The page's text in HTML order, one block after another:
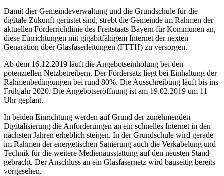
Damit dier Gemeindeverwaltung und die Grundschule für die
digitale Zukunft gerüstet sind, strebt die Gemeinde im Rahmen der
aktuellen Förderrichtlinie des Freitstaats Bayern für Kommunen an,
diese Einrichtungen mit gigabitfähigem Internet der nexten
Genaration über Glasfaserleitungen (FTTH) zu versorgen.
Ab dem 16.12.2019 läuft die Angebotseinholung bei den
potenziellen Netzbetreibern. Der Fördersatz liegt bei Einhaltung der
Rahmenbedingungen bei rund 80%. Die Ausschreibung läuft bis ins
Frühjahr 2020. Die Angebotseröffnung ist am 19.02.2019 um 11
Uhr geplant.
In beiden Einrichtung werden auf Grund der zunehmenden
Digitalisierung die Anforderungen an ein schnelles Internet in den
nächsten Jahren erheblich steigen. In der Grundschule wird gerade
im Rahmen der energetischen Sanierung auch die Verkabelung und
Technik für die weitere Medienausstattung auf den neusten Stand
gebracht. Der Anschluss an ein Glasfasernetz wird bauseitig bereits
vorgesehen.